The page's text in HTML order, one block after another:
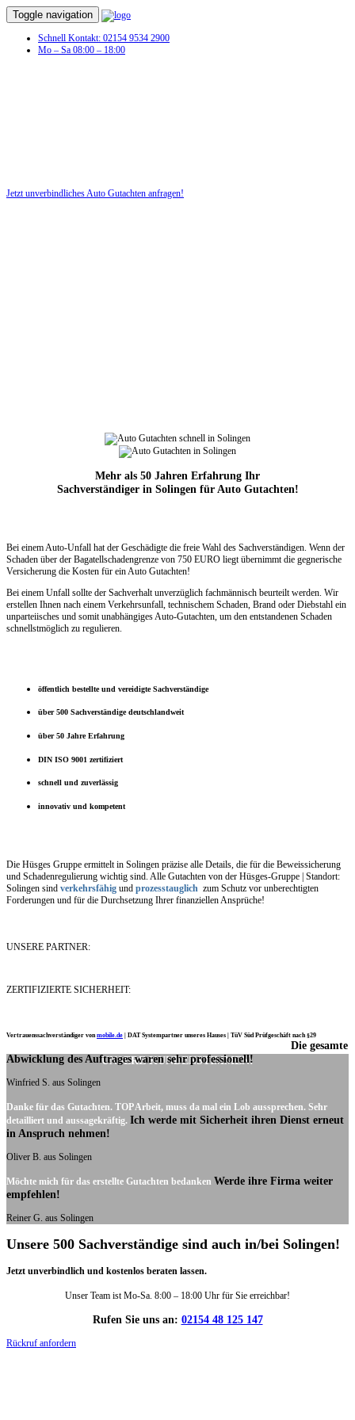
Toggle navigation
Schnell Kontakt: 02154 9534 2900
Mo – Sa 08:00 – 18:00
Jetzt unverbindliches Auto Gutachten anfragen!
Mehr als 50 Jahren Erfahrung Ihr
Sachverständiger in Solingen für Auto Gutachten!
Bei einem Auto-Unfall hat der Geschädigte die freie Wahl des Sachverständigen. Wenn der
Schaden über der Bagatellschadengrenze von 750 EURO liegt übernimmt die gegnerische
Versicherung die Kosten für ein Auto Gutachten!
Bei einem Unfall sollte der Sachverhalt unverzüglich fachmännisch beurteilt werden. Wir
erstellen Ihnen nach einem Verkehrsunfall, technischem Schaden, Brand oder Diebstahl ein
unparteiisches und somit unabhängiges Auto-Gutachten, um den entstandenen Schaden
schnellstmöglich zu regulieren.
öffentlich bestellte und vereidigte Sachverständige
über 500 Sachverständige deutschlandweit
über 50 Jahre Erfahrung
DIN ISO 9001 zertifiziert
schnell und zuverlässig
innovativ und kompetent
Die Hüsges Gruppe ermittelt in Solingen präzise alle Details, die für die Beweissicherung
und Schadenregulierung wichtig sind. Alle Gutachten von der Hüsges-Gruppe | Standort:
Solingen sind verkehrsfähig und prozesstauglich zum Schutz vor unberechtigten
Forderungen und für die Durchsetzung Ihrer finanziellen Ansprüche!
UNSERE PARTNER:
ZERTIFIZIERTE SICHERHEIT:
Vertrauenssachverständiger vonmobile.de DAT Systempartner unseres Hauses | TüV Süd Prüfgeschäft nach §29
UNSERE KUNDENSTIMMEN:
Die gesamte
Abwicklung des Auftrages waren sehr professionell!
Winfried S. aus Solingen
Danke für das Gutachten. TOP Arbeit, muss da mal ein Lob aussprechen. Sehr
detailliert und aussagekräftig. Ich werde mit Sicherheit ihren Dienst erneut
in Anspruch nehmen!
Oliver B. aus Solingen
Möchte mich für das erstellte Gutachten bedanken Werde ihre Firma weiter
empfehlen!
Reiner G. aus Solingen
Unsere 500 Sachverständige sind auch in/bei Solingen!
Jetzt unverbindlich und kostenlos beraten lassen.
Unser Team ist Mo-Sa. 8:00 – 18:00 Uhr für Sie erreichbar!
Rufen Sie uns an: 02154 48 125 147
Rückruf anfordern